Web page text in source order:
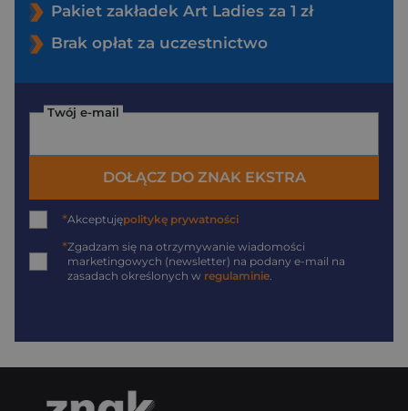
Pakiet zakładek Art Ladies za 1 zł
Brak opłat za uczestnictwo
Twój e-mail
DOŁĄCZ DO ZNAK EKSTRA
*Akceptujępolitykę prywatności
*Zgadzam się na otrzymywanie wiadomości
marketingowych (newsletter) na podany e-mail na
zasadach określonych w regulaminie